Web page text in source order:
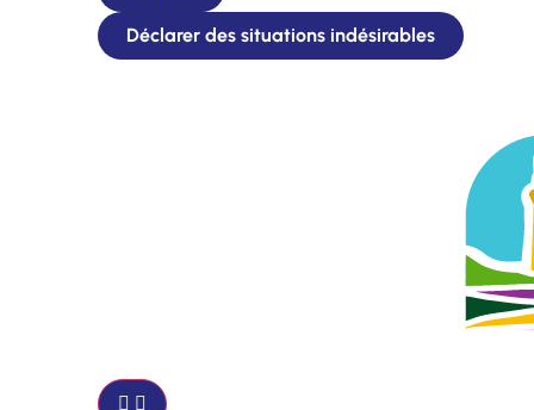
Déclarer des situations indésirables